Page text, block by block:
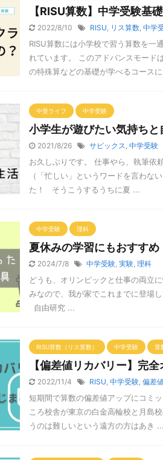
【RISU算数】中学受験基
2022/8/10 RISU リス算数 中学
RISU算数には小学校で習う算数を一
れています。 このアドバンスモード
の特殊算などの基礎が学べるコース
中受ライフ 中学受験
小学生が遊びたい気持ちと
2021/8/26 サピックス 中学受験
お久しぶりです。 仕事やら、執筆依
（「忙しい」というワードを言わな
た！ そうこうするうちに夏 ...
中学受験 理科
夏休みの学習にもおすす
2024/7/8 中学受験 実験 理科
どうも、オリンピックと仕事の両立
みなので、我が家でこれまでに登場
自由研究 ...
RISU算数（リス算数） 中学受験 算
【偏差値リカバリー】完
2022/11/4 RISU 中学受験 偏差
短期間で算数の偏差値アップにコミ
ころ校舎が東京の白金高輪校と月島
うのは難しいという遠方の方はあき ...